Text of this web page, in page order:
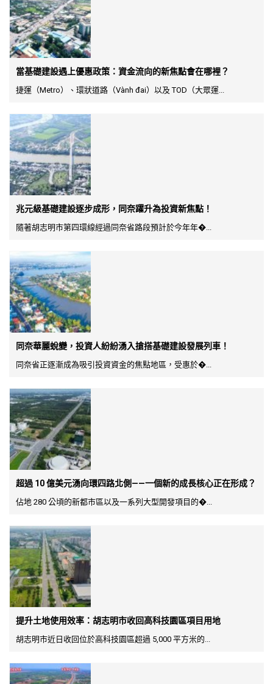
當基礎建設遇上優惠政策：資金流向的新焦點會在哪裡？
捷運（Metro）、環狀道路（Vành đai）以及 TOD（大眾運...
兆元級基礎建設逐步成形，同奈躍升為投資新焦點！
隨著胡志明市第四環線經過同奈省路段預計於今年年�...
同奈華麗蛻變，投資人紛紛湧入搶搭基礎建設發展列車！
同奈省正逐漸成為吸引投資資金的焦點地區，受惠於�...
超過 10 億美元湧向環四路北側——一個新的成長核心正在形成？
佔地 280 公頃的新都市區以及一系列大型開發項目的�...
提升土地使用效率：胡志明市收回高科技園區項目用地
胡志明市近日收回位於高科技園區超過 5,000 平方米的...